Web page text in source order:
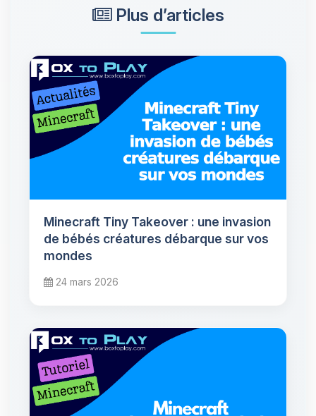
Plus d’articles
Minecraft Tiny Takeover : une invasion
de bébés créatures débarque sur vos
mondes
24 mars 2026